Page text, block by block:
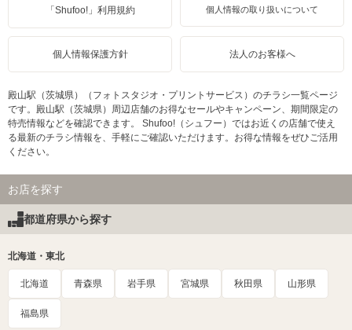
「Shufoo!」利用規約 個人情報の取り扱いについて
個人情報保護方針 法人のお客様へ
殿山駅（茨城県）（フォトスタジオ・プリントサービス）のチラシ一覧ページ
です。殿山駅（茨城県）周辺店舗のお得なセールやキャンペーン、期間限定の
特売情報などを確認できます。 Shufoo!（シュフー）ではお近くの店舗で使え
る最新のチラシ情報を、手軽にご確認いただけます。お得な情報をぜひご活用
ください。
お店を探す
都道府県から探す
北海道・東北
北海道 青森県 岩手県 宮城県 秋田県 山形県
福島県